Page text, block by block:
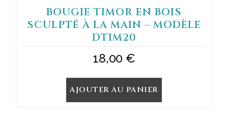
BOUGIE TIMOR EN BOIS
SCULPTÉ À LA MAIN – MODÈLE
DTIM20
18,00 €
AJOUTER AU PANIER